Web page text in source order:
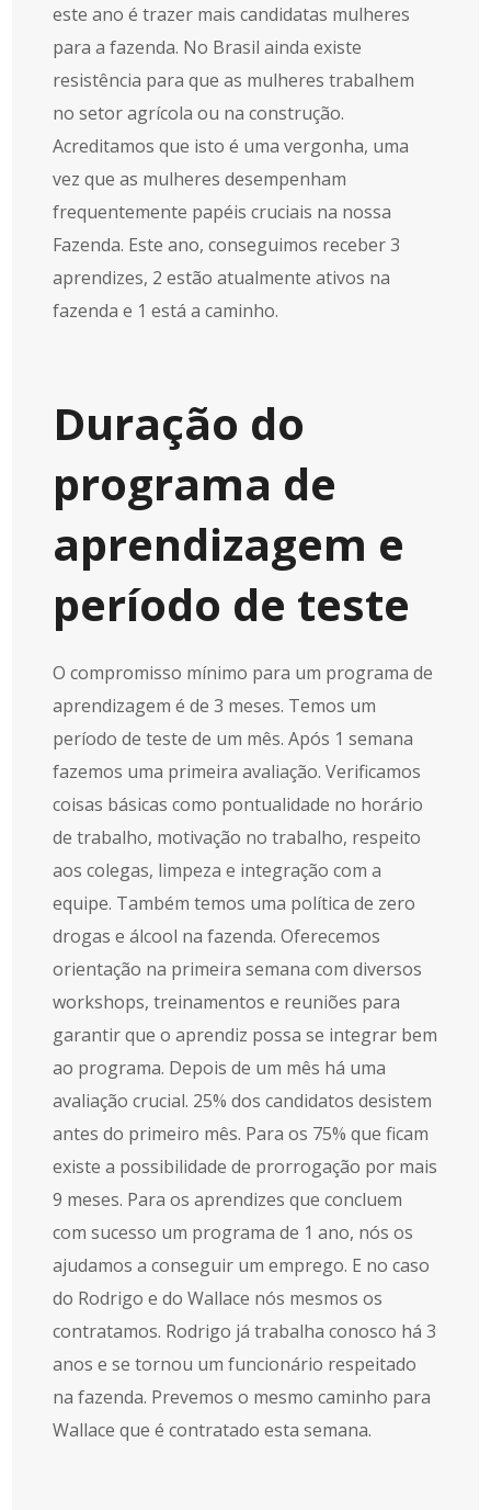
este ano é trazer mais candidatas mulheres
para a fazenda. No Brasil ainda existe
resistência para que as mulheres trabalhem
no setor agrícola ou na construção.
Acreditamos que isto é uma vergonha, uma
vez que as mulheres desempenham
frequentemente papéis cruciais na nossa
Fazenda. Este ano, conseguimos receber 3
aprendizes, 2 estão atualmente ativos na
fazenda e 1 está a caminho.
Duração do
programa de
aprendizagem e
período de teste
O compromisso mínimo para um programa de
aprendizagem é de 3 meses. Temos um
período de teste de um mês. Após 1 semana
fazemos uma primeira avaliação. Verificamos
coisas básicas como pontualidade no horário
de trabalho, motivação no trabalho, respeito
aos colegas, limpeza e integração com a
equipe. Também temos uma política de zero
drogas e álcool na fazenda. Oferecemos
orientação na primeira semana com diversos
workshops, treinamentos e reuniões para
garantir que o aprendiz possa se integrar bem
ao programa. Depois de um mês há uma
avaliação crucial. 25% dos candidatos desistem
antes do primeiro mês. Para os 75% que ficam
existe a possibilidade de prorrogação por mais
9 meses. Para os aprendizes que concluem
com sucesso um programa de 1 ano, nós os
ajudamos a conseguir um emprego. E no caso
do Rodrigo e do Wallace nós mesmos os
contratamos. Rodrigo já trabalha conosco há 3
anos e se tornou um funcionário respeitado
na fazenda. Prevemos o mesmo caminho para
Wallace que é contratado esta semana.